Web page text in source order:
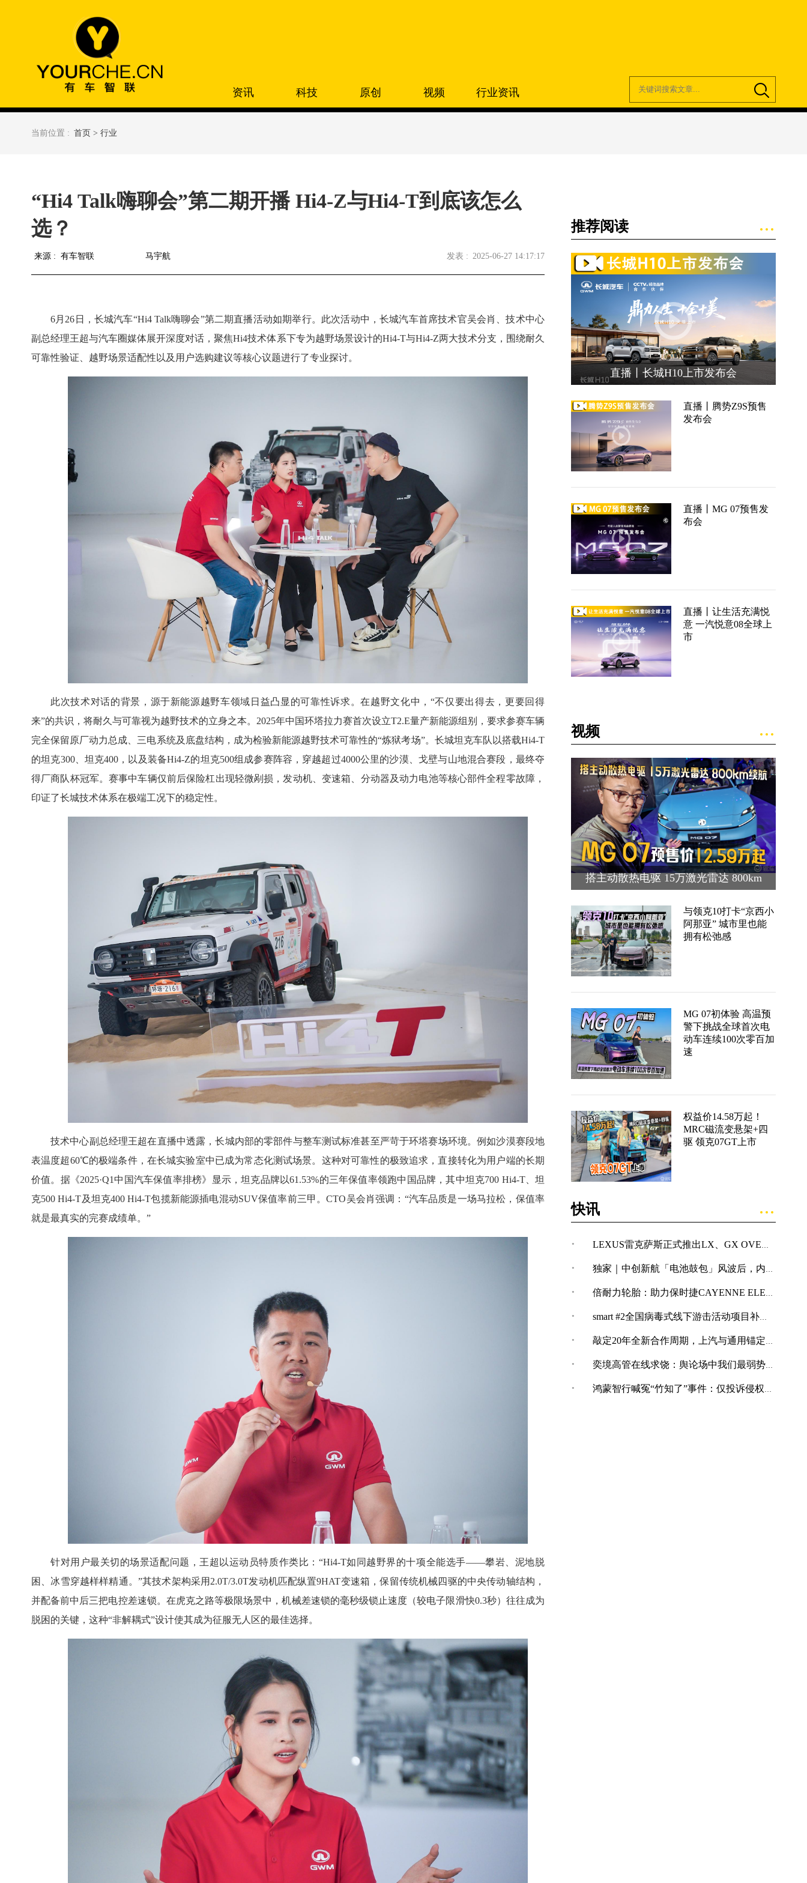
资讯 科技 原创 视频 行业资讯
当前位置 : 首页 > 行业
“Hi4 Talk嗨聊会”第二期开播 Hi4-Z与Hi4-T到底该怎么
选？
来源 : 有车智联 马宇航 发表 : 2025-06-27 14:17:17
6月26日，长城汽车“Hi4 Talk嗨聊会”第二期直播活动如期举行。此次活动中，长城汽车首席技术官吴会肖、技术中心
副总经理王超与汽车圈媒体展开深度对话，聚焦Hi4技术体系下专为越野场景设计的Hi4-T与Hi4-Z两大技术分支，围绕耐久
可靠性验证、越野场景适配性以及用户选购建议等核心议题进行了专业探讨。
此次技术对话的背景，源于新能源越野车领域日益凸显的可靠性诉求。在越野文化中，“不仅要出得去，更要回得
来”的共识，将耐久与可靠视为越野技术的立身之本。2025年中国环塔拉力赛首次设立T2.E量产新能源组别，要求参赛车辆
完全保留原厂动力总成、三电系统及底盘结构，成为检验新能源越野技术可靠性的“炼狱考场”。长城坦克车队以搭载Hi4-T
的坦克300、坦克400，以及装备Hi4-Z的坦克500组成参赛阵容，穿越超过4000公里的沙漠、戈壁与山地混合赛段，最终夺
得厂商队杯冠军。赛事中车辆仅前后保险杠出现轻微剐损，发动机、变速箱、分动器及动力电池等核心部件全程零故障，
印证了长城技术体系在极端工况下的稳定性。
技术中心副总经理王超在直播中透露，长城内部的零部件与整车测试标准甚至严苛于环塔赛场环境。例如沙漠赛段地
表温度超60℃的极端条件，在长城实验室中已成为常态化测试场景。这种对可靠性的极致追求，直接转化为用户端的长期
价值。据《2025·Q1中国汽车保值率排榜》显示，坦克品牌以61.53%的三年保值率领跑中国品牌，其中坦克700 Hi4-T、坦
克500 Hi4-T及坦克400 Hi4-T包揽新能源插电混动SUV保值率前三甲。CTO吴会肖强调：“汽车品质是一场马拉松，保值率
就是最真实的完赛成绩单。”
针对用户最关切的场景适配问题，王超以运动员特质作类比：“Hi4-T如同越野界的十项全能选手——攀岩、泥地脱
困、冰雪穿越样样精通。”其技术架构采用2.0T/3.0T发动机匹配纵置9HAT变速箱，保留传统机械四驱的中央传动轴结构，
并配备前中后三把电控差速锁。在虎克之路等极限场景中，机械差速锁的毫秒级锁止速度（较电子限滑快0.3秒）往往成为
脱困的关键，这种“非解耦式”设计使其成为征服无人区的最佳选择。
推荐阅读
直播丨长城H10上市发布会
直播丨腾势Z9S预售
发布会
直播丨MG 07预售发
布会
直播丨让生活充满悦
意 一汽悦意08全球上
市
视频
搭主动散热电驱 15万激光雷达 800km
与领克10打卡“京西小
阿那亚” 城市里也能
拥有松弛感
MG 07初体验 高温预
警下挑战全球首次电
动车连续100次零百加
速
权益价14.58万起！
MRC磁流变悬架+四
驱 领克07GT上市
快讯
· LEXUS雷克萨斯正式推出LX、GX OVERTRAIL“黑马藏金版”车型
· 独家｜中创新航「电池鼓包」风波后，内部紧急开展技术改革
· 倍耐力轮胎：助力保时捷CAYENNE ELECTRIC创纪录加速表现
· smart #2全国病毒式线下游击活动项目补充公告
· 敲定20年全新合作周期，上汽与通用锚定“智电+全球化”合作新境
· 奕境高管在线求饶：舆论场中我们最弱势，打不还手骂不能还口
· 鸿蒙智行喊冤“竹知了”事件：仅投诉侵权内容，共下架144条！